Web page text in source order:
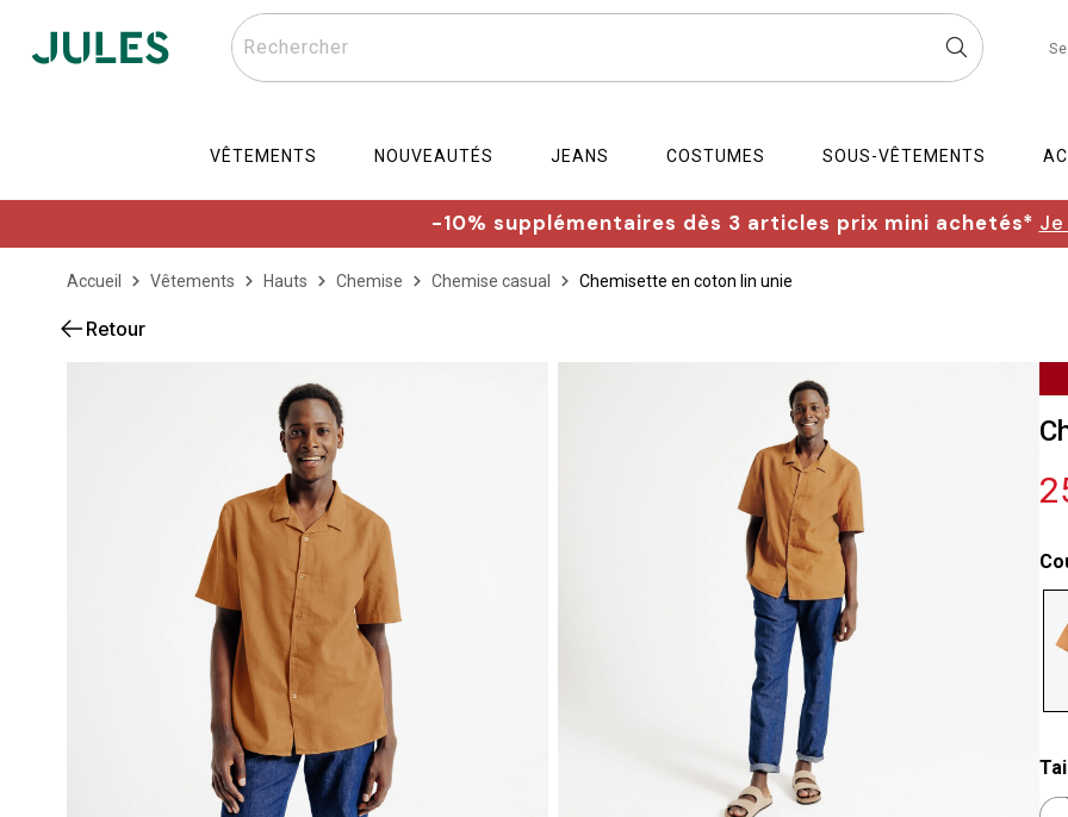
Rechercher
VÊTEMENTS NOUVEAUTÉS JEANS COSTUMES SOUS-VÊTEMENTS
-10% supplémentaires dès 3 articles prix mini achetés*
Accueil Vêtements Hauts Chemise Chemise casual Chemisette en coton lin unie
Retour